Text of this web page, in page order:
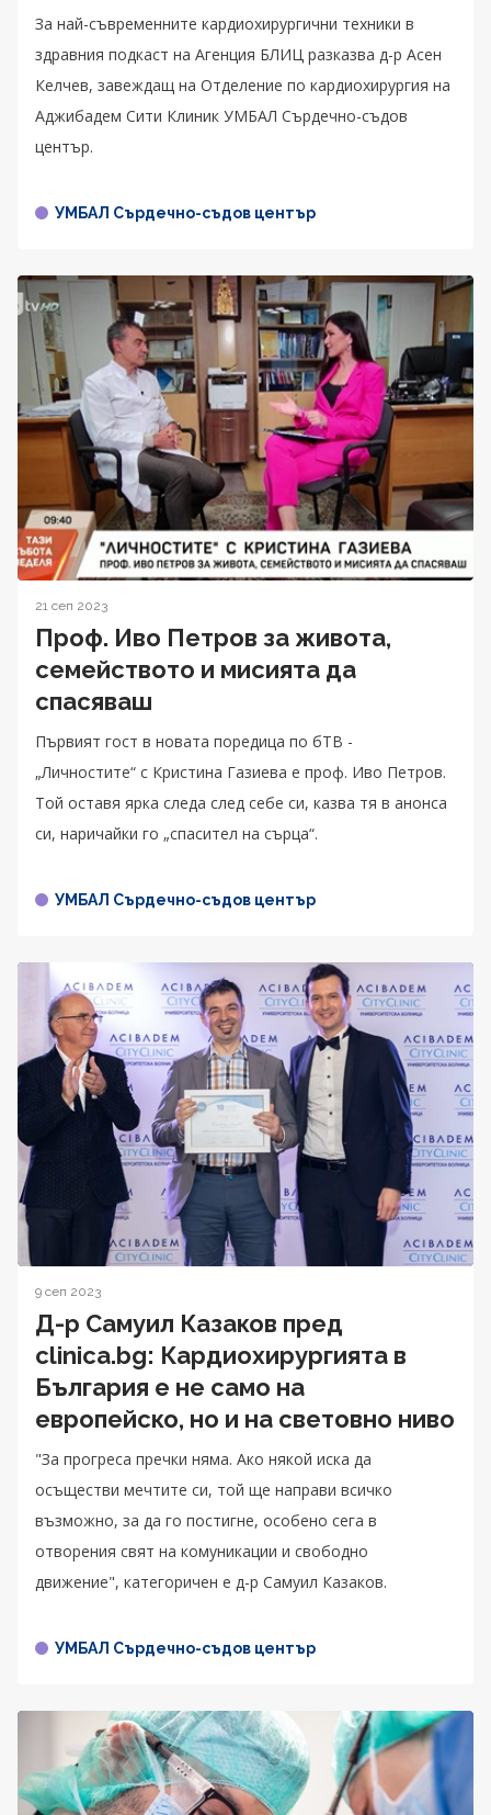
За най-съвременните кардиохирургични техники в
здравния подкаст на Агенция БЛИЦ разказва д-р Асен
Келчев, завеждащ на Отделение по кардиохирургия на
Аджибадем Сити Клиник УМБАЛ Сърдечно-съдов
център.
УМБАЛ Сърдечно-съдов център
21 сеп 2023
Проф. Иво Петров за живота,
семейството и мисията да
спасяваш
Първият гост в новата поредица по бТВ -
„Личностите“ с Кристина Газиева е проф. Иво Петров.
Той оставя ярка следа след себе си, казва тя в анонса
си, наричайки го „спасител на сърца“.
УМБАЛ Сърдечно-съдов център
9 сеп 2023
Д-р Самуил Казаков пред
clinica.bg: Кардиохирургията в
България е не само на
европейско, но и на световно ниво
"За прогреса пречки няма. Ако някой иска да
осъществи мечтите си, той ще направи всичко
възможно, за да го постигне, особено сега в
отворения свят на комуникации и свободно
движение", категоричен е д-р Самуил Казаков.
УМБАЛ Сърдечно-съдов център